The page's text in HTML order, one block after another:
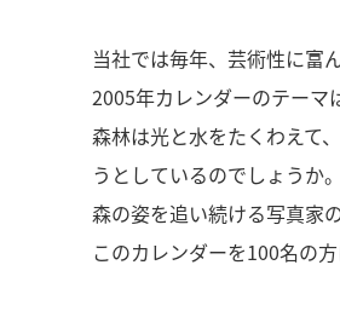
当社では毎年、芸術性に富
2005年カレンダーのテーマ
森林は光と水をたくわえて
うとしているのでしょうか。
森の姿を追い続ける写真家
このカレンダーを100名の